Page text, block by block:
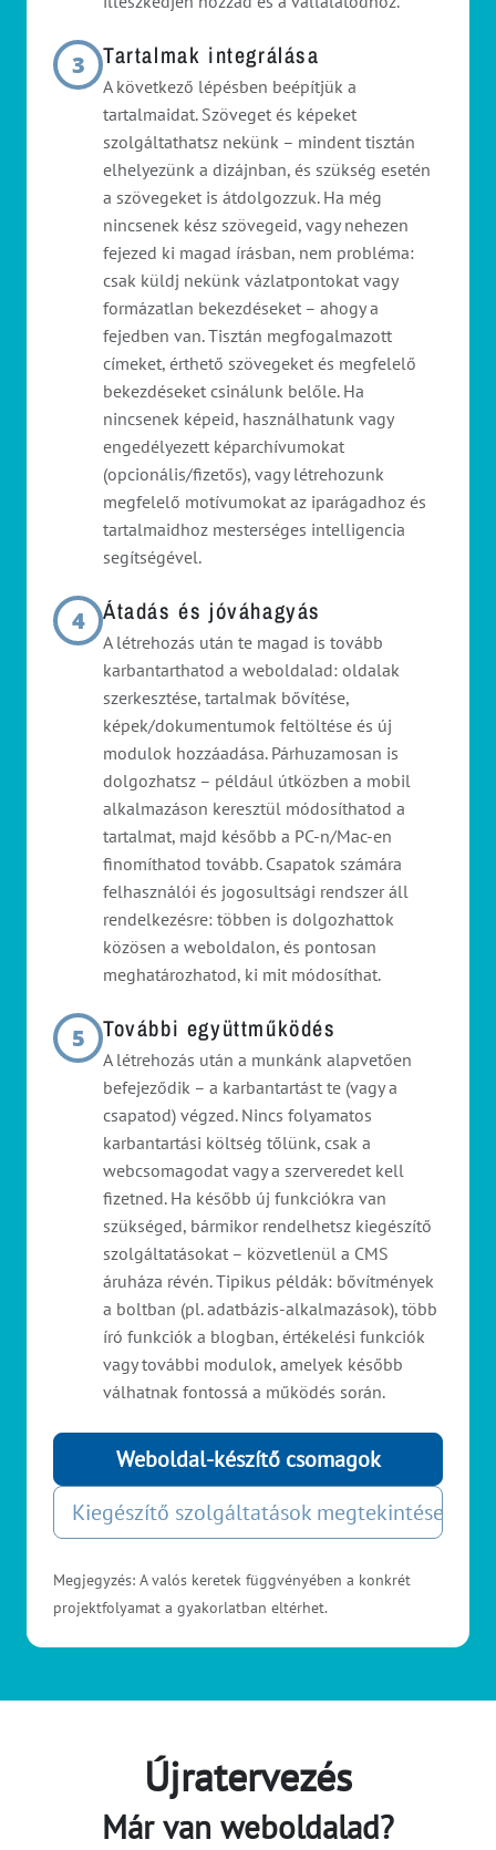
3 Tartalmak integrálása
A következő lépésben beépítjük a
tartalmaidat. Szöveget és képeket
szolgáltathatsz nekünk – mindent tisztán
elhelyezünk a dizájnban, és szükség esetén
a szövegeket is átdolgozzuk. Ha még
nincsenek kész szövegeid, vagy nehezen
fejezed ki magad írásban, nem probléma:
csak küldj nekünk vázlatpontokat vagy
formázatlan bekezdéseket – ahogy a
fejedben van. Tisztán megfogalmazott
címeket, érthető szövegeket és megfelelő
bekezdéseket csinálunk belőle. Ha
nincsenek képeid, használhatunk vagy
engedélyezett képarchívumokat
(opcionális/fizetős), vagy létrehozunk
megfelelő motívumokat az iparágadhoz és
tartalmaidhoz mesterséges intelligencia
segítségével.
4 Átadás és jóváhagyás
A létrehozás után te magad is tovább
karbantarthatod a weboldalad: oldalak
szerkesztése, tartalmak bővítése,
képek/dokumentumok feltöltése és új
modulok hozzáadása. Párhuzamosan is
dolgozhatsz – például útközben a mobil
alkalmazáson keresztül módosíthatod a
tartalmat, majd később a PC-n/Mac-en
finomíthatod tovább. Csapatok számára
felhasználói és jogosultsági rendszer áll
rendelkezésre: többen is dolgozhattok
közösen a weboldalon, és pontosan
meghatározhatod, ki mit módosíthat.
5 További együttműködés
A létrehozás után a munkánk alapvetően
befejeződik – a karbantartást te (vagy a
csapatod) végzed. Nincs folyamatos
karbantartási költség tőlünk, csak a
webcsomagodat vagy a szerveredet kell
fizetned. Ha később új funkciókra van
szükséged, bármikor rendelhetsz kiegészítő
szolgáltatásokat – közvetlenül a CMS
áruháza révén. Tipikus példák: bővítmények
a boltban (pl. adatbázis-alkalmazások), több
író funkciók a blogban, értékelési funkciók
vagy további modulok, amelyek később
válhatnak fontossá a működés során.
Weboldal-készítő csomagok
Kiegészítő szolgáltatások megtekintése
Megjegyzés: A valós keretek függvényében a konkrét
projektfolyamat a gyakorlatban eltérhet.
Újratervezés
Már van weboldalad?